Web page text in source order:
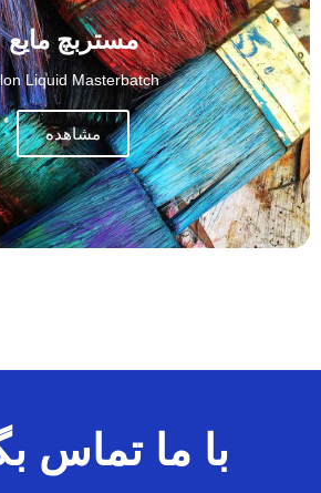
مستربچ مایع
Liquid Masterbatch
مشاهده
با ما تماس